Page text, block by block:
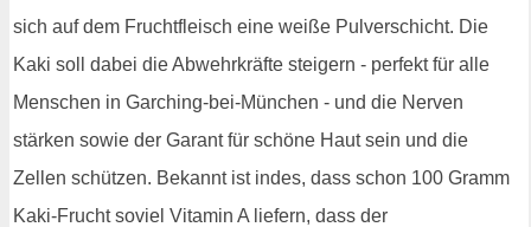
sich auf dem Fruchtfleisch eine weiße Pulverschicht. Die
Kaki soll dabei die Abwehrkräfte steigern - perfekt für alle
Menschen in Garching-bei-München - und die Nerven
stärken sowie der Garant für schöne Haut sein und die
Zellen schützen. Bekannt ist indes, dass schon 100 Gramm
Kaki-Frucht soviel Vitamin A liefern, dass der